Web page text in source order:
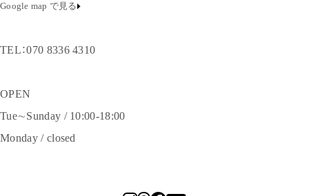
Google map で見る
TEL：070 8336 4310
OPEN
Tue∼Sunday / 10:00-18:00
Monday / closed